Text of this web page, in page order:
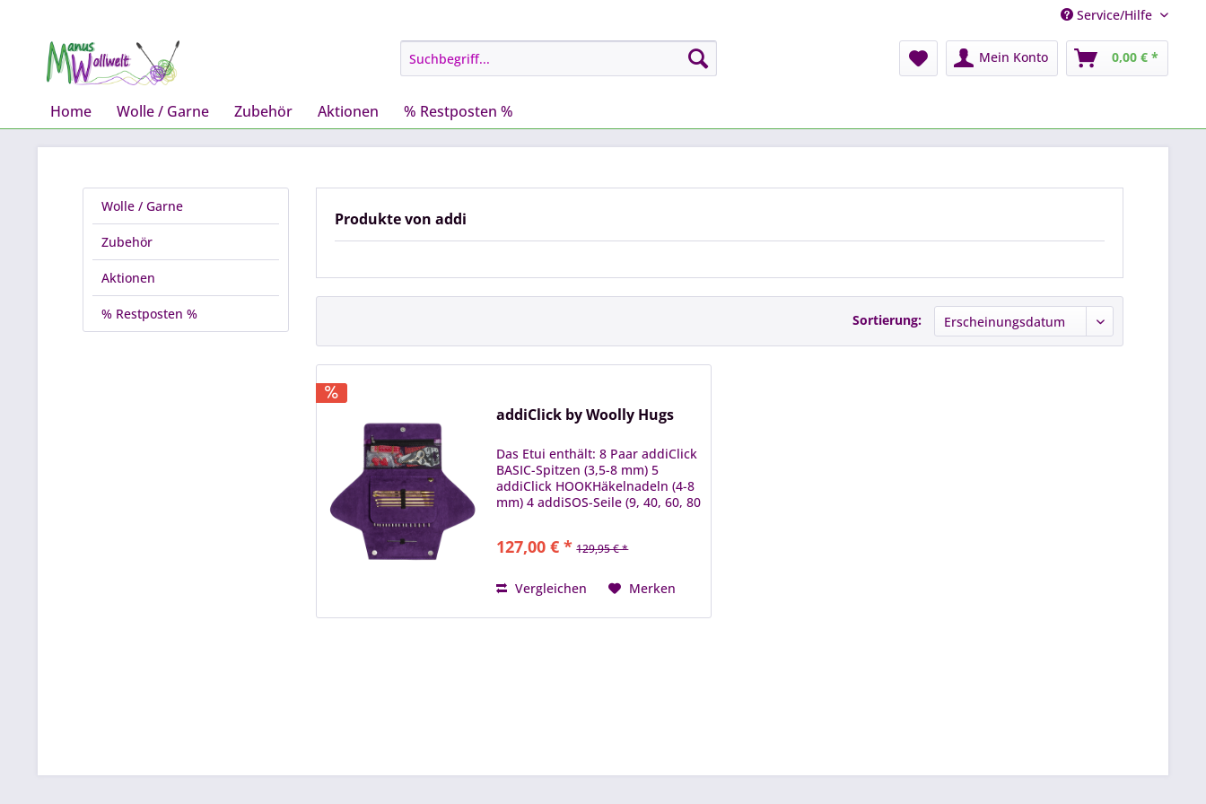
Service/Hilfe
Mein Konto 0,00 € *
Home Wolle / Garne Zubehör Aktionen % Restposten %
Wolle / Garne
Zubehör
Aktionen
% Restposten %
Produkte von addi
Sortierung:
addiClick by Woolly Hugs
Das Etui enthält: 8 Paar addiClick
BASIC-Spitzen (3,5-8 mm) 5
addiClick HOOKHäkelnadeln (4-8
mm) 4 addiSOS-Seile (9, 40, 60, 80
Stopfnadel 10 addiLove
127,00 € * 129,95 € *
Vergleichen Merken